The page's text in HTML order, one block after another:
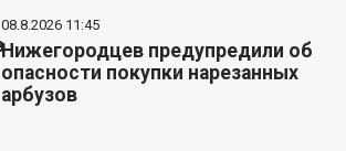
08.8.2026 11:45
Нижегородцев предупредили об
опасности покупки нарезанных
арбузов